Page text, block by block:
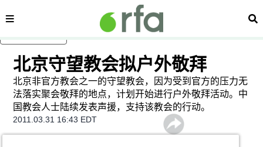
内容分类 搜
北京守望教会拟户外敬拜
北京非官方教会之一的守望教会，因为受到官方的压力无
法落实聚会敬拜的地点，计划开始进行户外敬拜活动。中
国教会人士陆续发表声援，支持该教会的行动。
2011.03.31 16:43 EDT